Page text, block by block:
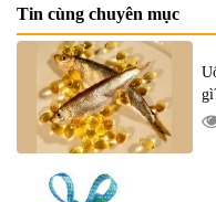
Tin cùng chuyên mục